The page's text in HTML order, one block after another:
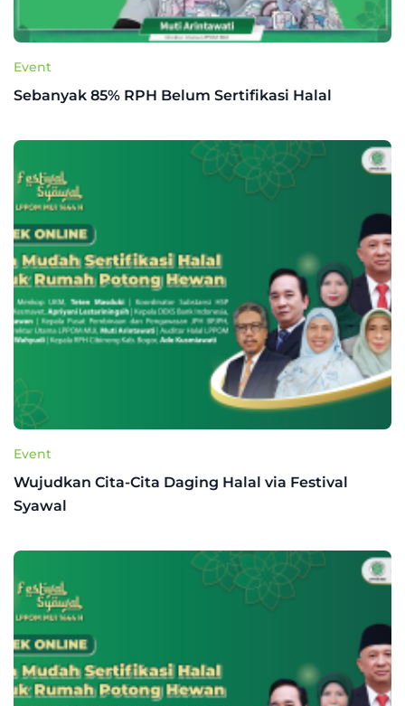
Event
Sebanyak 85% RPH Belum Sertifikasi Halal
Event
Wujudkan Cita-Cita Daging Halal via Festival
Syawal